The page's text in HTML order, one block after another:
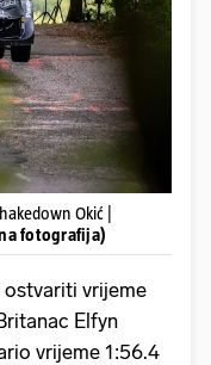
Okić |
fotografija)
vrijeme
Elfyn
vrijeme 1:56.4